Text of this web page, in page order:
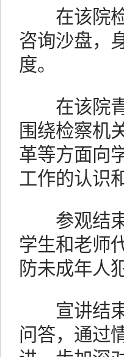
在该院检
咨询沙盘，
度。
在该院青
围绕检察机
革等方面向
工作的认识
参观结束
学生和老师
防未成年人
宣讲结束
问答，通过